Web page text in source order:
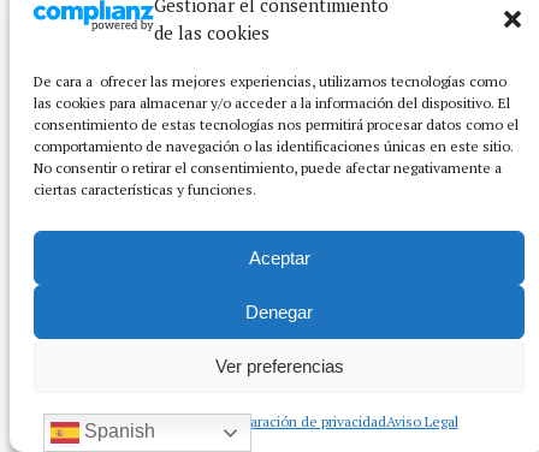
Gestionar el consentimiento
de las cookies
De cara a ofrecer las mejores experiencias, utilizamos tecnologías como
las cookies para almacenar y/o acceder a la información del dispositivo. El
consentimiento de estas tecnologías nos permitirá procesar datos como el
comportamiento de navegación o las identificaciones únicas en este sitio.
No consentir o retirar el consentimiento, puede afectar negativamente a
ciertas características y funciones.
Aceptar
Denegar
Ver preferencias
Política de cookies Declaración de privacidadAviso Legal
Salteñas: todos los secretos de la empanada boliviana
que triunfa en Usera
Spanish